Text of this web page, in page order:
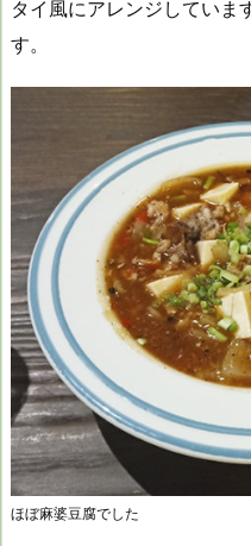
タイ風にアレンジしていま
す。
ほぼ麻婆豆腐でした